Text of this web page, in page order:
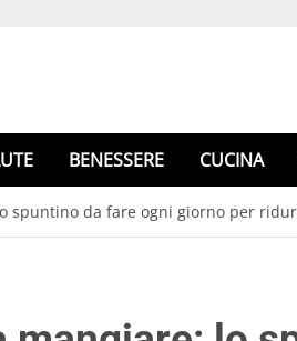
BENESSERE CUCINA
spuntino da fare ogni giorno per